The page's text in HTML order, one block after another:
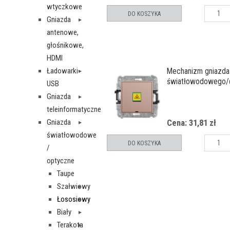
wtyczkowe
Gniazda
antenowe,
głośnikowe,
HDMI
Ładowarki
USB
Gniazda
teleinformatyczne
Gniazda
światłowodowe
/
optyczne
Taupe
Szałwiowy
Łososiowy
Biały
Terakota
DO KOSZYKA
Mechanizm gniazda
Cena: 31,81 zł
DO KOSZYKA